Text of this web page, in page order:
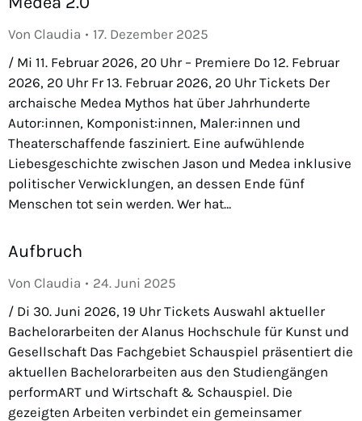
Von Claudia
17. Dezember 2025
/ Mi 11. Februar 2026, 20 Uhr – Premiere Do 12. Februar
2026, 20 Uhr Fr 13. Februar 2026, 20 Uhr Tickets Der
archaische Medea Mythos hat über Jahrhunderte
Autor:innen, Komponist:innen, Maler:innen und
Theaterschaffende fasziniert. Eine aufwühlende
Liebesgeschichte zwischen Jason und Medea inklusive
politischer Verwicklungen, an dessen Ende fünf
Menschen tot sein werden. Wer hat…
Aufbruch
Von Claudia
24. Juni 2025
/ Di 30. Juni 2026, 19 Uhr Tickets Auswahl aktueller
Bachelorarbeiten der Alanus Hochschule für Kunst und
Gesellschaft Das Fachgebiet Schauspiel präsentiert die
aktuellen Bachelorarbeiten aus den Studiengängen
performART und Wirtschaft & Schauspiel. Die
gezeigten Arbeiten verbindet ein gemeinsamer